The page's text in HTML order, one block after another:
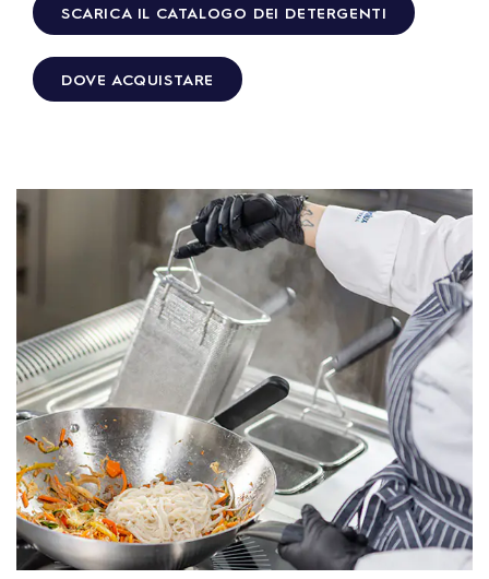
SCARICA IL CATALOGO DEI DETERGENTI
DOVE ACQUISTARE